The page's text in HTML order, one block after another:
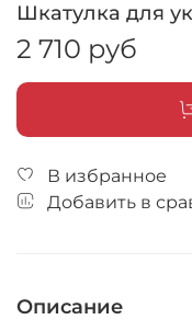
Шкатулка для
2 710 руб
В избранное
Добавить в
Описание